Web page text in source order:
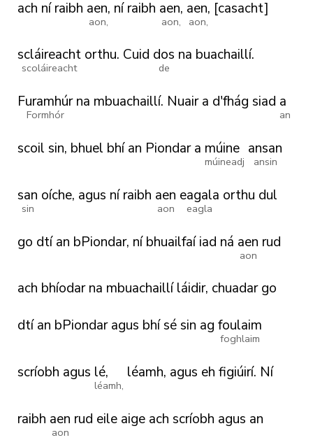
ach ní raibh aen,
aon,
ní raibh aen,
aon,
aen,
aon,
[casacht]
scláireacht
scoláireacht
orthu. Cuid dos
de
na buachaillí.
Furamhúr
Formhór
na mbuachaillí. Nuair a d'fhág siad a
an
scoil sin, bhuel bhí an Piondar a múine
múineadj
ansan
ansin
san
sin
oíche, agus ní raibh aen
aon
eagala
eagla
orthu dul
go dtí an bPiondar, ní bhuailfaí iad ná aen
aon
rud
ach bhíodar na mbuachaillí láidir, chuadar go
dtí an bPiondar agus bhísésin ag foulaim
foghlaim
scríobh agus lé,
léamh,
léamh, agus eh figiúirí. Ní
raibh aen
aon
rud eile aige ach scríobh agus an